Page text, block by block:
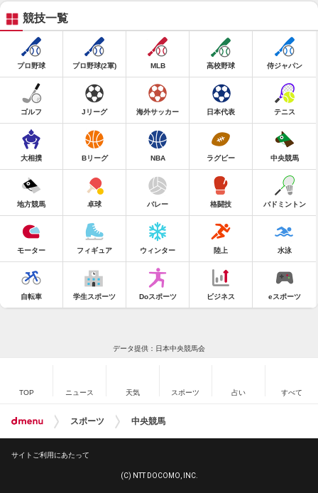
競技一覧
プロ野球 プロ野球(2軍) MLB 高校野球 侍ジャパン
ゴルフ Jリーグ 海外サッカー 日本代表 テニス
大相撲 Bリーグ NBA ラグビー 中央競馬
地方競馬 卓球 バレー 格闘技 バドミントン
モーター フィギュア ウィンター 陸上 水泳
自転車 学生スポーツ Doスポーツ ビジネス eスポーツ
データ提供：日本中央競馬会
TOP ニュース 天気 スポーツ 占い すべて
スポーツ 中央競馬
サイトご利用にあたって
(C) NTT DOCOMO, INC.